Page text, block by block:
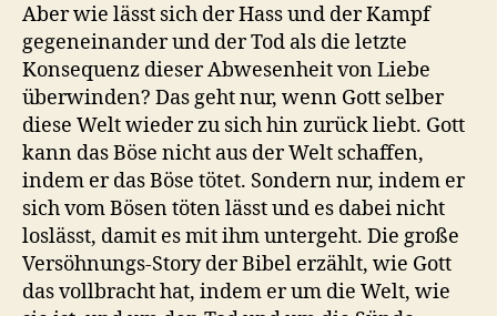
Aber wie lässt sich der Hass und der Kampf
gegeneinander und der Tod als die letzte
Konsequenz dieser Abwesenheit von Liebe
überwinden? Das geht nur, wenn Gott selber
diese Welt wieder zu sich hin zurück liebt. Gott
kann das Böse nicht aus der Welt schaffen,
indem er das Böse tötet. Sondern nur, indem er
sich vom Bösen töten lässt und es dabei nicht
loslässt, damit es mit ihm untergeht. Die große
Versöhnungs-Story der Bibel erzählt, wie Gott
das vollbracht hat, indem er um die Welt, wie